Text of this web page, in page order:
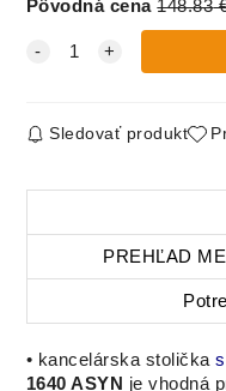
Pôvodná cena 148.83
Sledovať produkt
PREHĽAD
• kancelárska stolička
1640 ASYN je vhodná